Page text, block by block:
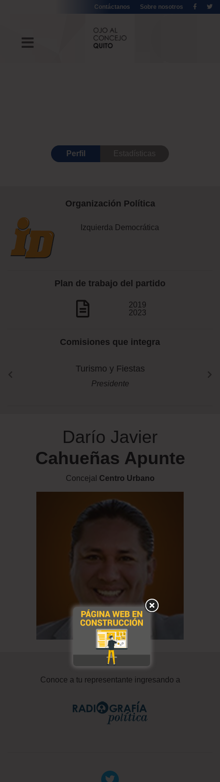
Contáctanos Sobre nosotros
Perfil Estadísticas
Organización Política
Izquierda Democrática
Plan de trabajo del partido
2019
2023
Comisiones que integra
Turismo y Fiestas
Presidente
Darío Javier
Cahueñas Apunte
Concejal Centro Urbano
Conoce a tu representante ingresando a